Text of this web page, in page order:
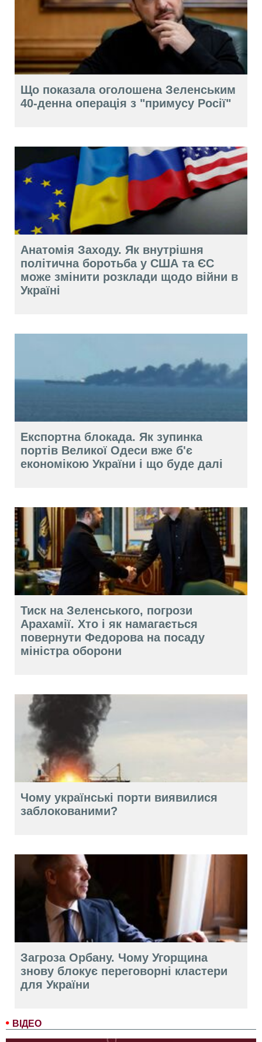
ВІДЕО
Що показала оголошена Зеленським
40-денна операція з "примусу Росії"
Анатомія Заходу. Як внутрішня
політична боротьба у США та ЄС
може змінити розклади щодо війни в
Україні
Експортна блокада. Як зупинка
портів Великої Одеси вже б'є
економікою України і що буде далі
Тиск на Зеленського, погрози
Арахамії. Хто і як намагається
повернути Федорова на посаду
міністра оборони
Чому українські порти виявилися
заблокованими?
Загроза Орбану. Чому Угорщина
знову блокує переговорні кластери
для України